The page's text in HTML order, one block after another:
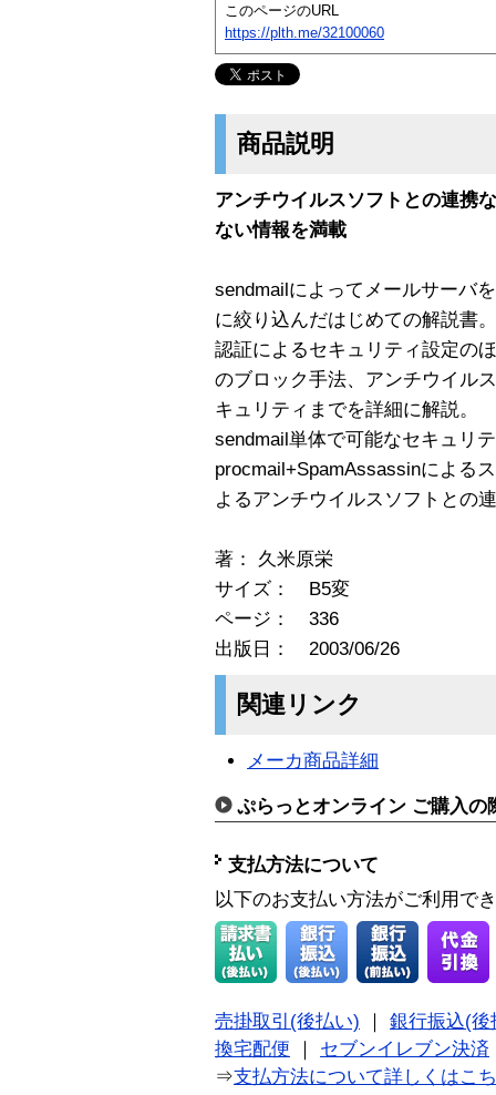
このページのURL
https://plth.me/32100060
商品説明
アンチウイルスソフトとの連携
ない情報を満載
sendmailによってメールサーバ
に絞り込んだはじめての解説書。
認証によるセキュリティ設定の
のブロック手法、アンチウイル
キュリティまでを詳細に解説。
sendmail単体で可能なセキュリ
procmail+SpamAssassinによる
よるアンチウイルスソフトとの
著： 久米原栄
サイズ： B5変
ページ： 336
出版日： 2003/06/26
関連リンク
メーカ商品詳細
ぷらっとオンライン ご購入の
支払方法について
以下のお支払い方法がご利用で
売掛取引(後払い)
銀行振込(後
換宅配便
セブンイレブン決済
⇒支払方法について詳しくはこ